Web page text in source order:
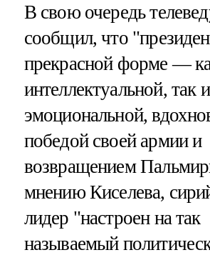
В свою очередь
сообщил, что
прекрасной форме —
интеллектуальной, так и
эмоциональной,
победой своей армии и
возвращением
мнению Киселева,
лидер "настроен на так
называемый